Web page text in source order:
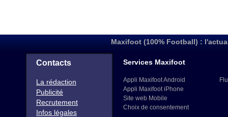
Maxifoot (100% Football) :
Contacts
La rédaction
Publicité
Recrutement
Infos légales
Services Maxifoot
Appli Maxifoot Android
Appli Maxifoot iPhone
Site web Mobile
Choix de consentement